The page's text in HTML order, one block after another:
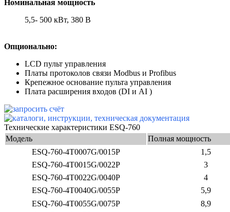
Номинальная мощность
5,5- 500 кВт, 380 В
Опционально:
LCD пульт управления
Платы протоколов связи Modbus и Profibus
Крепежное основание пульта управления
Плата расширения входов (DI и AI )
Технические характеристики ESQ-760
Модель
Полная мощность
ESQ-760-4T0007G/0015P
1,5
ESQ-760-4T0015G/0022P
3
ESQ-760-4T0022G/0040P
4
ESQ-760-4T0040G/0055P
5,9
ESQ-760-4T0055G/0075P
8,9